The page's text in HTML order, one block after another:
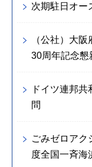
次期駐日オー
（公社）大
30周年記念懇
ドイツ連邦
問
ごみゼロアク
度全国一斉海